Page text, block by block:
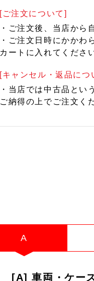
[ご注文について]
・ご注文後、当店から
・ご注文日時にかか
カートに入れてくださ
[キャンセル・返品につ
・当店では中古品とい
ご納得の上でご注文く
A
[A] 車両・ケー